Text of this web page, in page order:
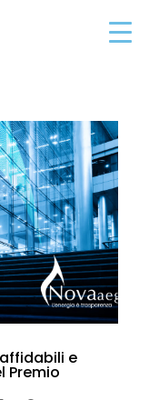
e
Premio